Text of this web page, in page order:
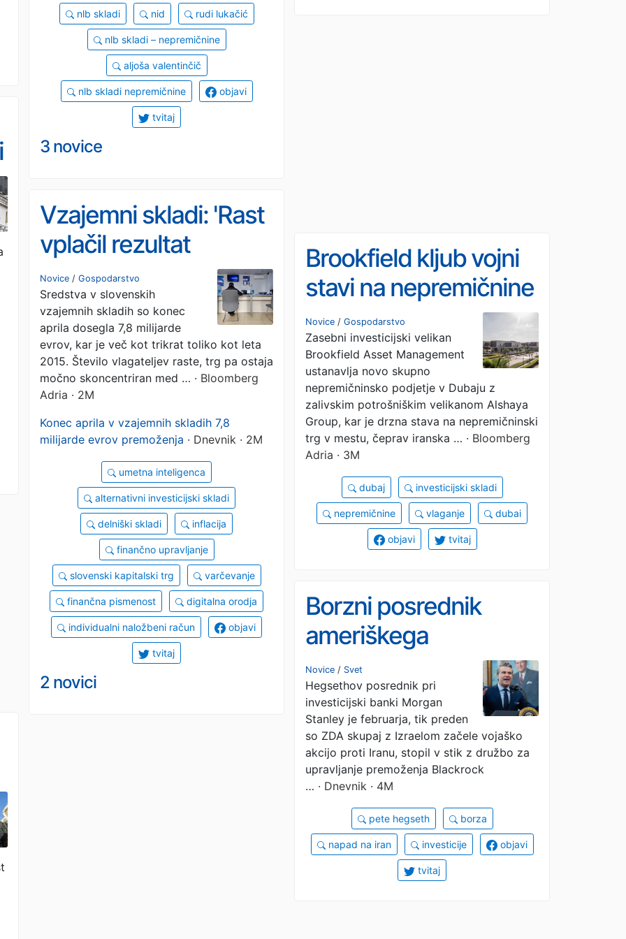
nlb skladi nid rudi lukačić
nlb skladi – nepremičnine
aljoša valentinčič
nlb skladi nepremičnine objavi
tvitaj
3 novice
Vzajemni skladi: 'Rast
vplačil rezultat
intenzivne prodaje'
Novice / Gospodarstvo
Sredstva v slovenskih
vzajemnih skladih so konec
aprila dosegla 7,8 milijarde
evrov, kar je več kot trikrat toliko kot leta
2015. Število vlagateljev raste, trg pa ostaja
močno skoncentriran med … · Bloomberg
Adria · 2M
Konec aprila v vzajemnih skladih 7,8
milijarde evrov premoženja · Dnevnik · 2M
umetna inteligenca
alternativni investicijski skladi
delniški skladi inflacija
finančno upravljanje
slovenski kapitalski trg varčevanje
finančna pismenost digitalna orodja
individualni naložbeni račun objavi
tvitaj
2 novici
Brookfield kljub vojni
stavi na nepremičnine
v Dubaju
Novice / Gospodarstvo
Zasebni investicijski velikan
Brookfield Asset Management
ustanavlja novo skupno
nepremičninsko podjetje v Dubaju z
zalivskim potrošniškim velikanom Alshaya
Group, kar je drzna stava na nepremičninski
trg v mestu, čeprav iranska … · Bloomberg
Adria · 3M
dubaj investicijski skladi
nepremičnine vlaganje dubai
objavi tvitaj
Borzni posrednik
ameriškega
obrambnega ministra
pred napadom na Iran
želel investirati v
obrambna podjetja
Novice / Svet
Hegsethov posrednik pri
investicijski banki Morgan
Stanley je februarja, tik preden
so ZDA skupaj z Izraelom začele vojaško
akcijo proti Iranu, stopil v stik z družbo za
upravljanje premoženja Blackrock
… · Dnevnik · 4M
pete hegseth borza
napad na iran investicije objavi
tvitaj